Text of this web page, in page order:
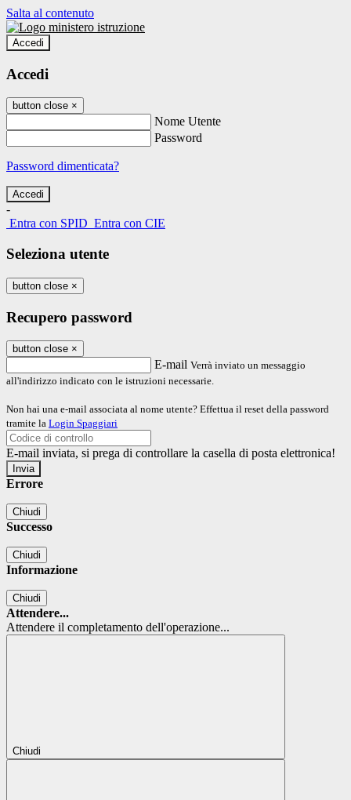
Salta al contenuto
Accedi
Accedi
button close ×
Nome Utente
Password
Password dimenticata?
-
Entra con SPID Entra con CIE
Seleziona utente
button close ×
Recupero password
button close ×
E-mail Verrà inviato un messaggio
all'indirizzo indicato con le istruzioni necessarie.
Non hai una e-mail associata al nome utente? Effettua il reset della password
tramite la Login Spaggiari
E-mail inviata, si prega di controllare la casella di posta elettronica!
Errore
Chiudi
Successo
Chiudi
Informazione
Chiudi
Attendere...
Attendere il completamento dell'operazione...
Chiudi